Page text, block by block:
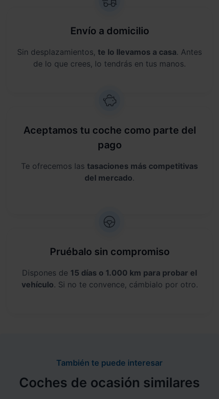
Envío a domicilio
Sin desplazamientos, te lo llevamos a casa. Antes
de lo que crees, lo tendrás en tus manos.
Aceptamos tu coche como parte del
pago
Te ofrecemos las tasaciones más competitivas
del mercado.
Pruébalo sin compromiso
Dispones de 15 días o 1.000 km para probar el
vehículo. Si no te convence, cámbialo por otro.
También te puede interesar
Coches de ocasión similares